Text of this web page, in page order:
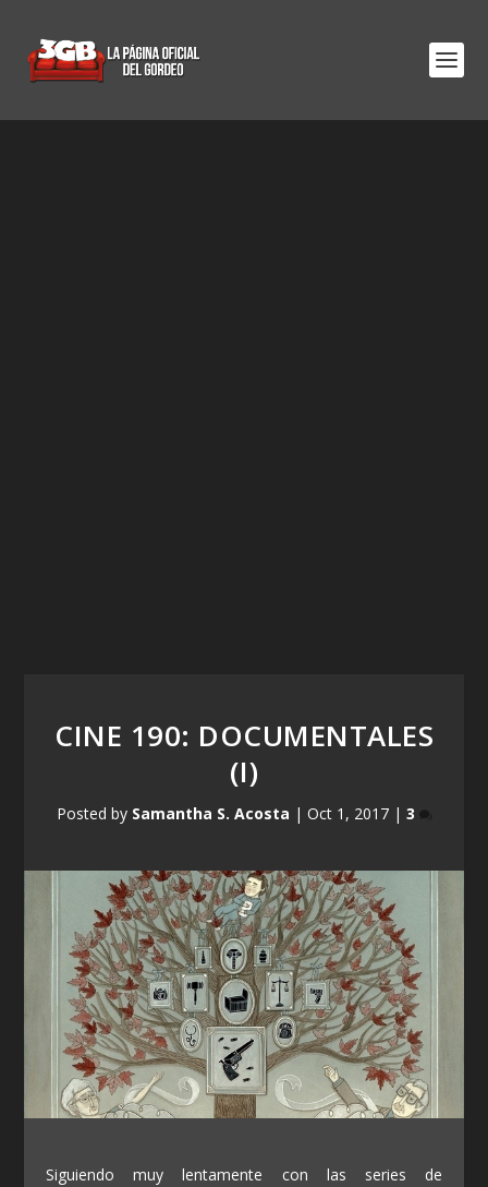
CINE 190: DOCUMENTALES
(I)
Posted by Samantha S. Acosta | Oct 1, 2017| 3
Siguiendo muy lentamente con las series de